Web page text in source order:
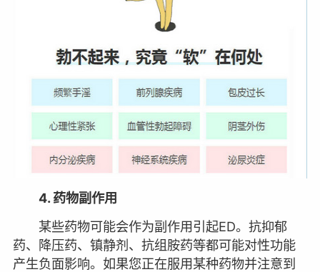
4. 药物副作用
某些药物可能会作为副作用引起ED。抗抑郁
药、降压药、镇静剂、抗组胺药等都可能对性功能
产生负面影响。如果您正在服用某种药物并注意到